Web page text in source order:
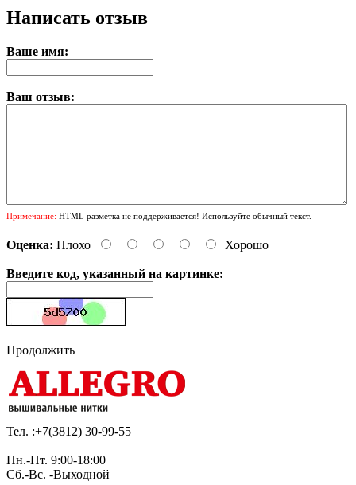
Написать отзыв
Ваше имя:
Ваш отзыв:
Примечание: HTML разметка не поддерживается! Используйте обычный текст.
Оценка: Плохо Хорошо
Введите код, указанный на картинке:
Продолжить
Тел. :+7(3812) 30-99-55
Пн.-Пт. 9:00-18:00
Сб.-Вс. -Выходной